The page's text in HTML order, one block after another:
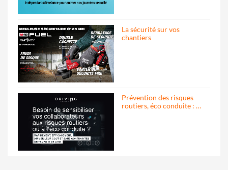
La sécurité sur vos
chantiers
Prévention des risques
routiers, éco conduite : …